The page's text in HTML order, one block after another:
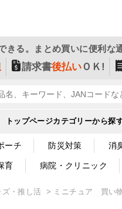
きる。まとめ買いに便利な
請求書後払いＯＫ!
トップページカテゴリーから探
ーチ 防災対策 消
育 病院・クリニック
・推し活 ミニチュア 買い